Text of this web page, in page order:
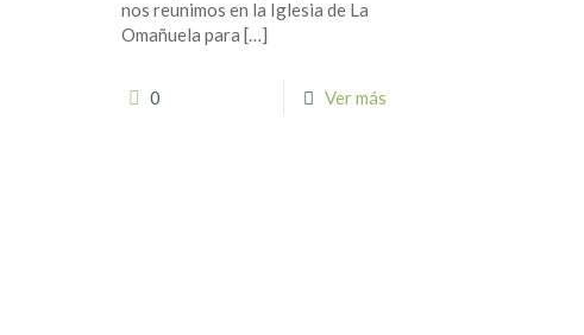
nos reunimos en la Iglesia de La
Omañuela para […]
0 Ver más